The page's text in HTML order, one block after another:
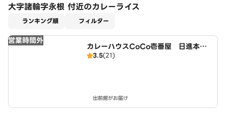
大字諸輪字永根 付近のカレーライス
ランキング順 フィルター
営業時間外
カレーハウスCoCo壱番屋 日進本郷
町店（SD）
3.5(21)
出前館がお届け